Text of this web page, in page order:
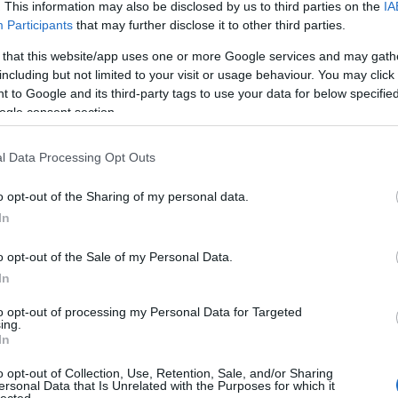
This information may also be disclosed by us to third parties on the
Participants that may further disclose it to other third parties.
that this website/app uses one or more Google services and may
but not limited to your visit or usage behaviour. You may
to Google and its third-party tags to use your data for below
consent section.
Data Processing Opt Outs
opt-out of the Sharing of my personal data.
opt-out of the Sale of my Personal Data.
opt-out of processing my Personal Data for Targeted
opt-out of Collection, Use, Retention, Sale, and/or Sharing
Data that Is Unrelated with the Purposes for which it
Íme néhány kép arról, hogy a világ vezető
hogyan biztosítják támogatásukról a színes
- mely valójában a színházak közönségének is
Tetszik 0
1komment
Bécs
feleségek
férfi mögött ott áll egy nő." - tartja a régi
számos zeneszerző is megerősíthetett volna.
a nyári válogatás. 1. Az 1850-es évek elején készült
Gatsby
( 2) A
víg
Koncert